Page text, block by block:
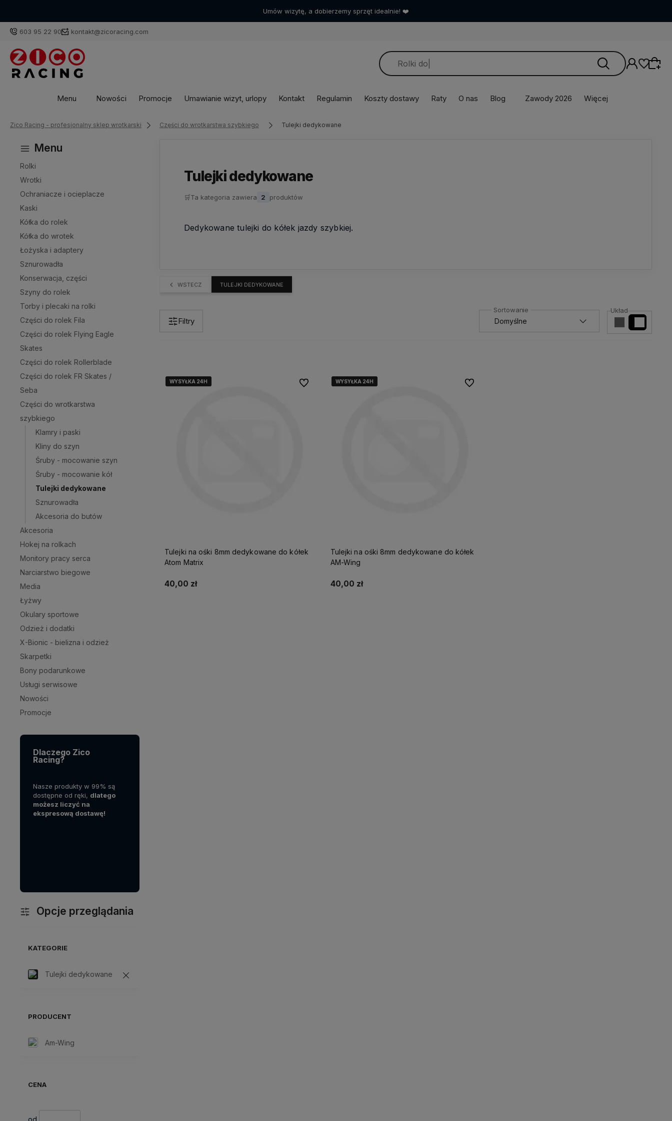
Umów wizytę, a dobierzemy sprzęt idealnie! ❤️
603 95 22 90 kontakt@zicoracing.com
Menu Nowości Promocje Umawianie wizyt, urlopy Kontakt Regulamin Koszty dostawy Raty O nas Blog Zawody 2026 Więcej
Zico Racing - profesjonalny sklep wrotkarski Części do wrotkarstwa szybkiego Tulejki dedykowane
Menu
Rolki
Wrotki
Ochraniacze i ocieplacze
Kaski
Kółka do rolek
Kółka do wrotek
Łożyska i adaptery
Sznurowadła
Konserwacja, części
Szyny do rolek
Torby i plecaki na rolki
Części do rolek Fila
Części do rolek Flying Eagle
Skates
Części do rolek Rollerblade
Części do rolek FR Skates /
Seba
Części do wrotkarstwa
szybkiego
Klamry i paski
Kliny do szyn
Śruby - mocowanie szyn
Śruby - mocowanie kół
Tulejki dedykowane
Sznurowadła
Akcesoria do butów
Akcesoria
Hokej na rolkach
Monitory pracy serca
Narciarstwo biegowe
Media
Łyżwy
Okulary sportowe
Odzież i dodatki
X-Bionic - bielizna i odzież
Skarpetki
Bony podarunkowe
Usługi serwisowe
Nowości
Promocje
Dlaczego Zico
Racing?
Nasze produkty w 99% są
dostępne od ręki, dlatego
możesz liczyć na
ekspresową dostawę!
Opcje przeglądania
KATEGORIE
Tulejki dedykowane
PRODUCENT
Am-Wing
CENA
Tulejki dedykowane
🛒Ta kategoria zawiera 2 produktów
Dedykowane tulejki do kółek jazdy szybkiej.
WSTECZ TULEJKI DEDYKOWANE
Filtry
Układ
WYSYŁKA 24H
WYSYŁKA 24H
WYSYŁKA 24H
Tulejki na ośki 8mm dedykowane do kółek
Atom Matrix
40,00 zł
Do ulubionychWYSYŁKA 24H
WYSYŁKA 24H
WYSYŁKA 24H
Tulejki na ośki 8mm dedykowane do kółek
AM-Wing
40,00 zł
Do ulubionych